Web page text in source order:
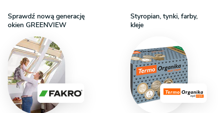
Sprawdź nową generację
okien GREENVIEW
Styropian, tynki, farby,
kleje